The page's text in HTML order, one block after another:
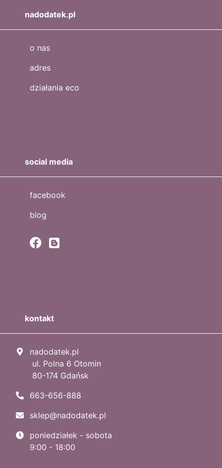
nadodatek.pl
o nas
adres
działania eco
social media
facebook
blog
kontakt
nadodatek.pl
ul. Polna 6 Otomin
80-174 Gdańsk
663-656-888
sklep@nadodatek.pl
poniedziałek - sobota
9:00 - 18:00